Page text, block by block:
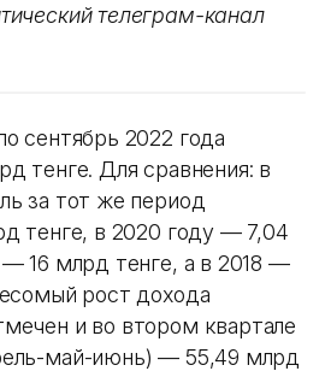
телеграм-канал
сентябрь 2022 года
тенге. Для сравнения: в
за тот же период
тенге, в 2020 году — 7,04
16 млрд тенге, а в 2018 —
рост дохода
и во втором квартале
май-июнь) — 55,49 млрд